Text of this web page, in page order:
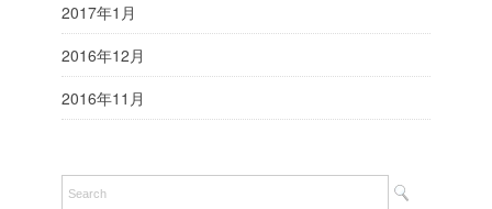
2017年1月
2016年12月
2016年11月